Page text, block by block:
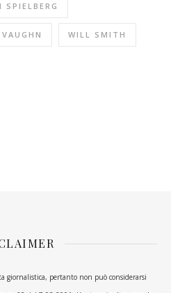
SPIELBERG
WILL SMITH
giornalistica, pertanto non può considerarsi